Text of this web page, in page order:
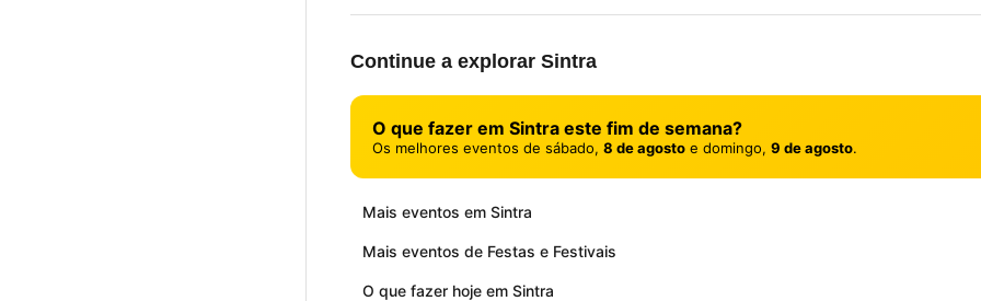
Continue a explorar Sintra
O que fazer em Sintra este fim de semana?
Os melhores eventos de sábado, 8 de agosto e domingo, 9 de agosto.
Mais eventos em Sintra
Mais eventos de Festas e Festivais
O que fazer hoje em Sintra